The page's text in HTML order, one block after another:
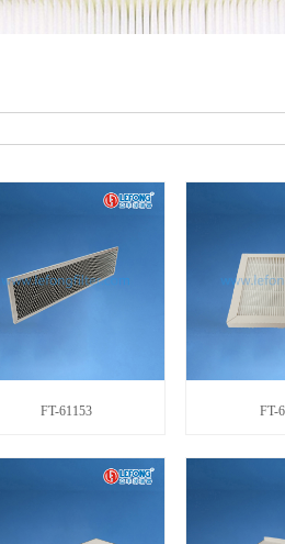
FT-61153 FT-